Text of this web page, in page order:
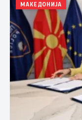
МАКЕДОНИЈА